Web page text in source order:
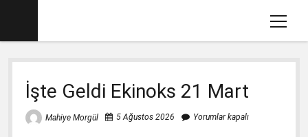
menüyü
Ana sayfa
Mahiye MORGÜL Kimdir
Köşe Yazılarım
İşte Geldi Ekinoks 21 Mart
Mahiye Morgül 5 Ağustos 2026 Yorumlar kapalı